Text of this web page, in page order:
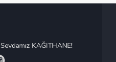
KAĞITHANE!